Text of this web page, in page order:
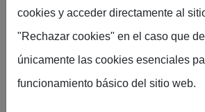
Feria de Zaragoza
cookies y acceder directamente al
"Rechazar cookies" en el caso que
únicamente las cookies esenciales
funcionamiento básico del sitio web.